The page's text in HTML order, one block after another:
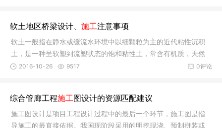
软土地区桥梁设计、 施工注意事项
软土一般指在静水或缓流水环境中以细颗粒为主的近代粘性沉积
土，是一种呈软塑到流塑状态的饱和粘性土，常含有机质，天然
孔隙比通
0评论
2016-10-26 9517
综合管廊工程施工图设计的资源匹配建议
施工图设计是项目工程设计过程中的最后一个环节，施工图是指
导施工的最直接依据。我国现阶段采用的明挖现浇、预制拼装或